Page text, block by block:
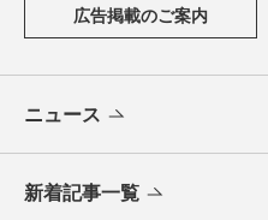
広告掲載のご案内
ニュース
新着記事一覧